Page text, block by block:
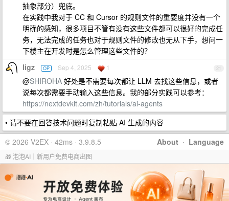
抽象部分）兜底。
在实践中我对于 CC 和 Cursor 的规则文件的重要度并没有一个
明确的感知，很多项目不管有没有这些文件都可以很好的完成任
务，无法完成的任务也对于规则文件的修改也无从下手，想问一
下楼主在开发时是怎么管理这些文件的？
21
ligz OP Sep 4, 2025 1
@SHIROHA 好处是不需要每次都让 LLM 去找这些信息，或者
说每次都需要手动输入这些信息。我的部分实践可以参考：
https://nextdevkit.com/zh/tutorials/ai-agents
• 请不要在回答技术问题时复制粘贴 AI 生成的内容
About · Language
© 2026 V2EX · 42ms · 3.9.8.5
🎁 泡泡AI｜新用户免费电商出图